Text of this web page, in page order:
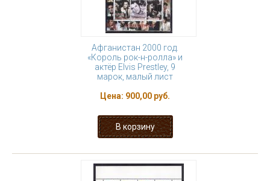
Афганистан 2000 год.
«Король рок-н-ролла» и
актёр Elvis Prestley, 9
марок, малый лист
Цена: 900,00 руб.